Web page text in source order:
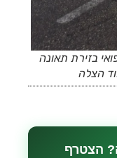
בזירת תאונה
הצלה
הצטרף